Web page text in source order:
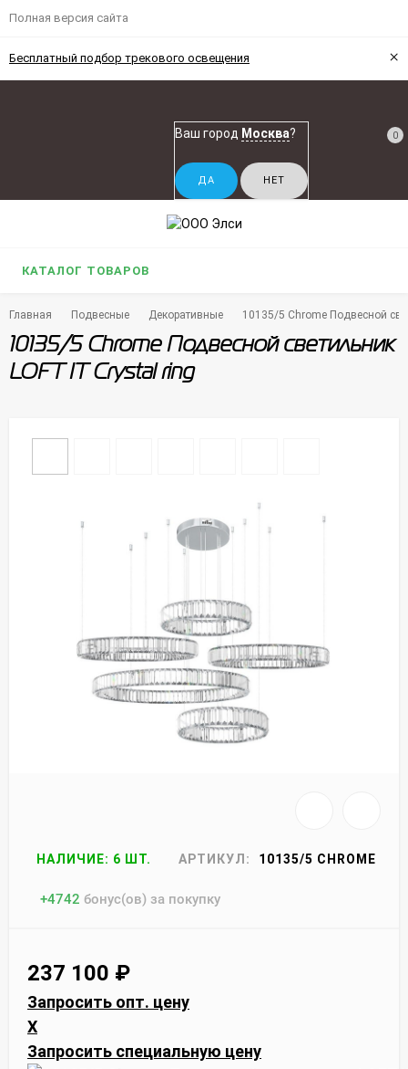
Полная версия сайта
Бесплатный подбор трекового освещения ×
Ваш город Москва? 0
КАТАЛОГ ТОВАРОВ
Главная Подвесные Декоративные 10135/5 Chrome Подвесной
10135/5 Chrome Подвесной светильник
LOFT IT Crystal ring
НАЛИЧИЕ: 6 ШТ. АРТИКУЛ: 10135/5 CHROME
+4742 бонус(ов) за покупку
237 100 ₽
Запросить опт. цену
X
Запросить специальную цену